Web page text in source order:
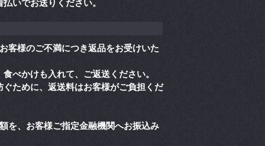
いでお送りください。
客様のご不満につき返品をお受けいた
べかけも入れて、ご返送ください。
ために、返送料はお客様がご負担くだ
を、お客様ご指定金融機関へお振込み